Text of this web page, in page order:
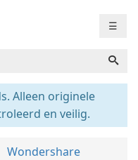
☰
Alleen originele
en veilig.
Wondershare